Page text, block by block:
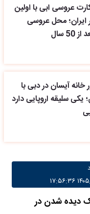
عروسی ابی با اولین
محل عروسی
سال
خانه آیسان در دبی با
یکی سلیقه اروپایی دارد
دیده شدن در